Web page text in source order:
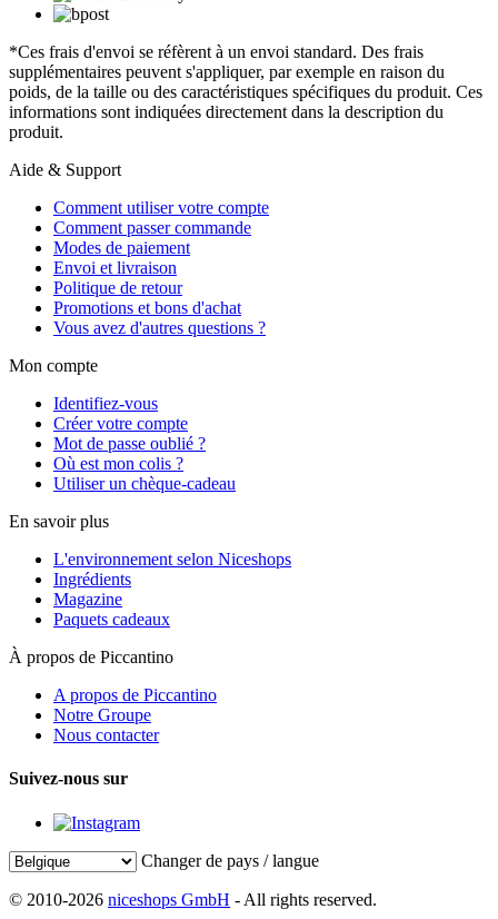
*Ces frais d'envoi se réfèrent à un envoi standard. Des frais
supplémentaires peuvent s'appliquer, par exemple en raison du
poids, de la taille ou des caractéristiques spécifiques du produit. Ces
informations sont indiquées directement dans la description du
produit.
Aide & Support
Comment utiliser votre compte
Comment passer commande
Modes de paiement
Envoi et livraison
Politique de retour
Promotions et bons d'achat
Vous avez d'autres questions ?
Mon compte
Identifiez-vous
Créer votre compte
Mot de passe oublié ?
Où est mon colis ?
Utiliser un chèque-cadeau
En savoir plus
L'environnement selon Niceshops
Ingrédients
Magazine
Paquets cadeaux
À propos de Piccantino
A propos de Piccantino
Notre Groupe
Nous contacter
Suivez-nous sur
Changer de pays / langue
© 2010-2026 niceshops GmbH - All rights reserved.